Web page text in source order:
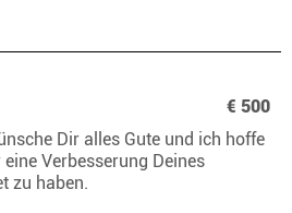
€ 500
Dir alles Gute und ich hoffe
Verbesserung Deines
zu haben.